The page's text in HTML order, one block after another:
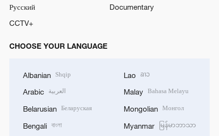
Русский
Documentary
CCTV+
CHOOSE YOUR LANGUAGE
Albanian Shqip
Arabic العربية
Belarusian Беларуская
Bengali বাংলা
Lao ລາວ
Malay Bahasa Melayu
Mongolian Монгол
Myanmar မြန်မာဘာသာ